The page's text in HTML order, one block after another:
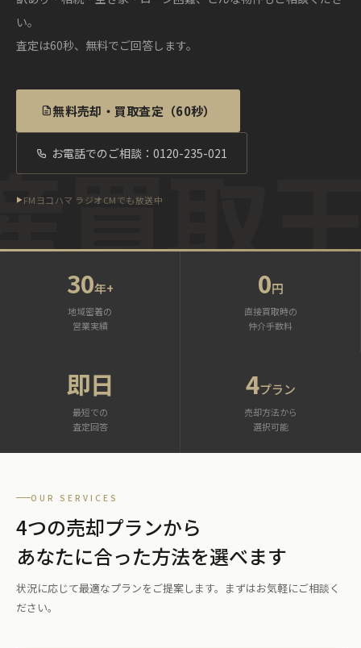
買取
い。
査定は60秒、無料でご回答します。
無料売却・買取査定（60秒）
お電話でのご相談：0120-235-021
FMヨコハマ ラジオCMでも放送中
30年+
地域密着の
営業実績
0円
直接買取時の
仲介手数料
即日
最短での
査定回答
4プラン
売却方法から
選択可能
OUR SERVICES
4つの売却プランから
あなたに合った方法を選べます
状況に応じて最適なプランをご提案します。まずはお気軽にご相談く
ださい。